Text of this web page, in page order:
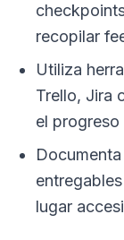
recopilar
Utiliza
Trello, Jira
el progreso
lugar